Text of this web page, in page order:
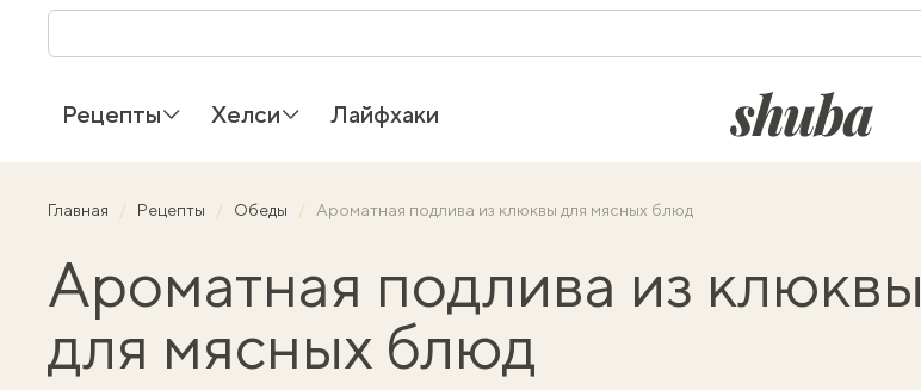
Рецепты Хелси Лайфхаки shuba.life
Главная Рецепты Обеды Ароматная подлива из клюквы для мясных блюд
Ароматная подлива из клюквы
для мясных блюд